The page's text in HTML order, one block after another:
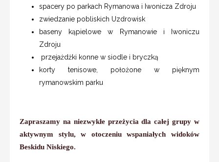
spacery po parkach Rymanowa i Iwonicza Zdroju
zwiedzanie pobliskich Uzdrowisk
baseny kąpielowe w Rymanowie i Iwoniczu
Zdroju
przejażdżki konne w siodle i bryczką
korty tenisowe, położone w pięknym
rymanowskim parku
Zapraszamy na niezwykłe przeżycia dla całej grupy w
aktywnym stylu, w otoczeniu wspaniałych widoków
Beskidu Niskiego.